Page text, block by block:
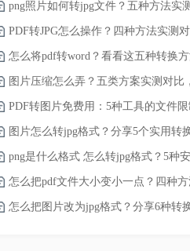
怎么将pdf转word？看看这五种转换方
图片怎么转jpg格式？分享5个实用转
怎么把图片改为jpg格式？分享6种转